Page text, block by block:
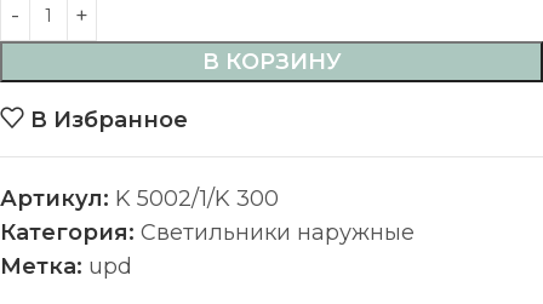
В КОРЗИНУ
В Избранное
Артикул: K 5002/1/K 300
Категория: Светильники наружные
Метка: upd